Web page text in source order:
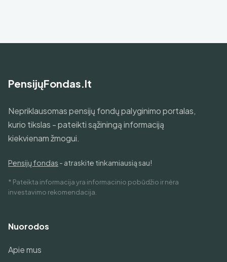
PensijųFondas.lt
Nepriklausomas pensijų fondų palyginimo portalas,
kurio tikslas - pateikti sąžiningą informaciją
kiekvienam žmogui.
Pensijų fondas - atraskite tinkamiausią sau!
* Pateikta informacija yra informacinio pobūdžio ir nėra
investavimo rekomendacija.
Nuorodos
Apie mus